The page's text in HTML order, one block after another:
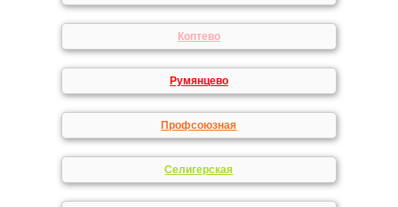
Коптево
Румянцево
Профсоюзная
Селигерская